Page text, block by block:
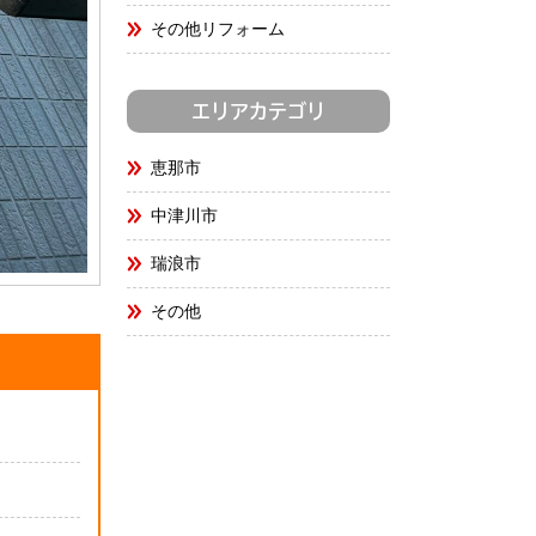
その他リフォーム
エリアカテゴリ
恵那市
中津川市
瑞浪市
その他